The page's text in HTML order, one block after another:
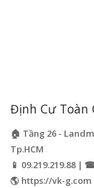
Định Cư Toàn
🏠 Tầng 26 -
Tp.HCM
📱 09.219.219.88 |
🌎 https://vk-g.com